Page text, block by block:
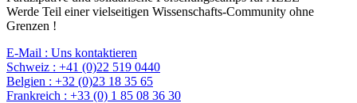
Werde Teil einer vielseitigen Wissenschafts-Community ohne
Grenzen !
E-Mail : Uns kontaktieren
Schweiz : +41 (0)22 519 0440
Belgien : +32 (0)23 18 35 65
Frankreich : +33 (0) 1 85 08 36 30